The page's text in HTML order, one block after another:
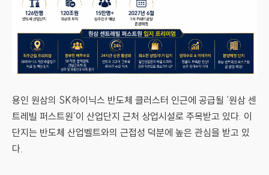
용인 원삼의 SK하이닉스 반도체 클러스터 인근에 공급될 ‘원삼 센
트레빌 퍼스트원’이 산업단지 근처 상업시설로 주목받고 있다. 이
단지는 반도체 산업벨트와의 근접성 덕분에 높은 관심을 받고 있
다.